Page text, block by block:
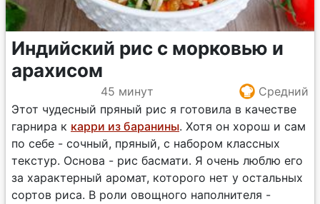
Индийский рис с морковью и
арахисом
45 минут
Средний
Этот чудесный пряный рис я готовила в качестве
гарнира к карри из баранины. Хотя он хорош и сам
по себе - сочный, пряный, с набором классных
текстур. Основа - рис басмати. Я очень люблю его
за характерный аромат, которого нет у остальных
сортов риса. В роли овощного наполнителя -